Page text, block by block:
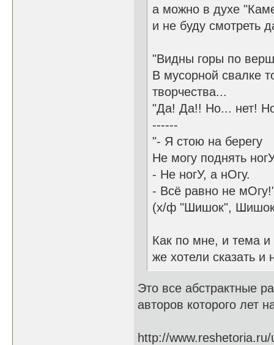
а можно в духе
и не буду смотреть
"Видны горы по
В мусорной свалке
творчества...
"Да! Да!! Но... нет!
------
"- Я стою на берегу
Не могу поднять
- Не ногУ, а нОгу.
- Всё равно не
(х/ф "Шишок",
Как по мне, и тема
же хотели сказать и
Это все абстрактные
авторов которого лет
http://